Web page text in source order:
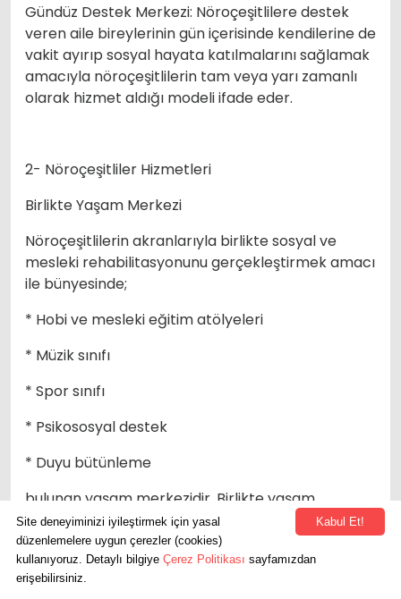
Gündüz Destek Merkezi: Nöroçeşitlilere destek
veren aile bireylerinin gün içerisinde kendilerine de
vakit ayırıp sosyal hayata katılmalarını sağlamak
amacıyla nöroçeşitlilerin tam veya yarı zamanlı
olarak hizmet aldığı modeli ifade eder.
2- Nöroçeşitliler Hizmetleri
Birlikte Yaşam Merkezi
Nöroçeşitlilerin akranlarıyla birlikte sosyal ve
mesleki rehabilitasyonunu gerçekleştirmek amacı
ile bünyesinde;
* Hobi ve mesleki eğitim atölyeleri
* Müzik sınıfı
* Spor sınıfı
* Psikososyal destek
* Duyu bütünleme
bulunan yaşam merkezidir. Birlikte yaşam
merkezinde atölye ve psikososyal destek
hizmetlerinin yanında sosyal ve kültürel etkinlikler
yer almaktadır. Merkeze kayıtlı bireyler hafta içi
her gün birimden hizmet alabilmektedirler.
Kabul Et!
Site deneyiminizi iyileştirmek için yasal
düzenlemelere uygun çerezler (cookies)
kullanıyoruz. Detaylı bilgiye Çerez Politikası sayfamızdan
erişebilirsiniz.